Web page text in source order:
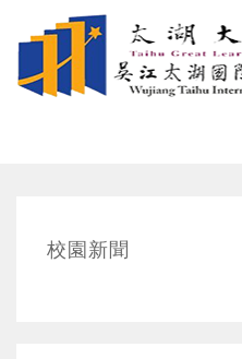
跳转到主要内容
校園新聞